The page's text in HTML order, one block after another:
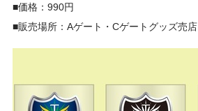
■価格：990円
■販売場所：Aゲート・Cゲートグッズ売店